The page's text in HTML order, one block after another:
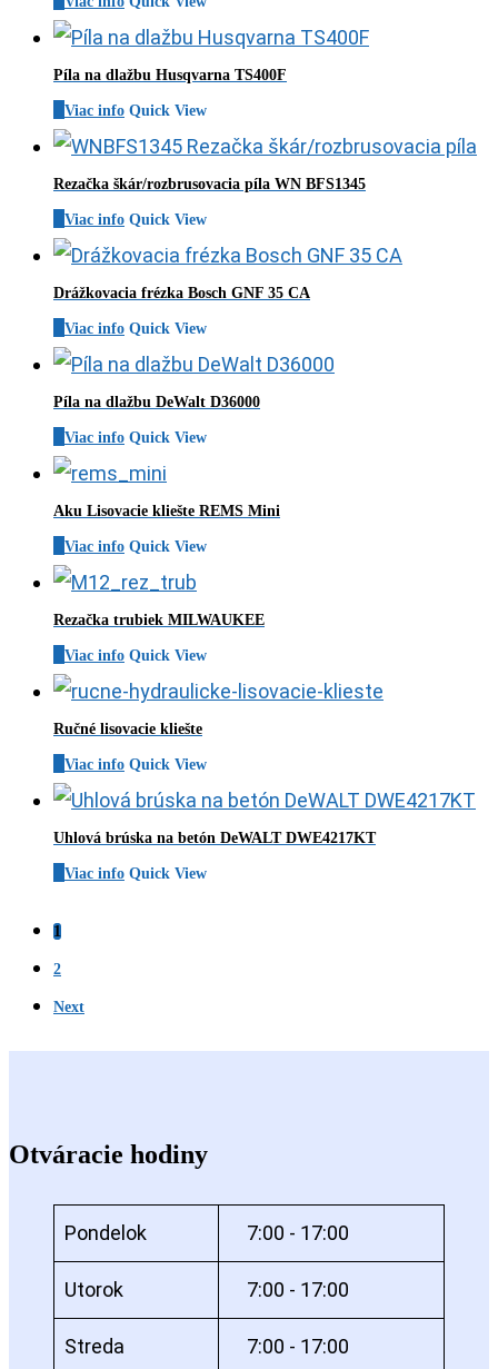
Píla na dlažbu Husqvarna TS400F
Viac info Quick View
Rezačka škár/rozbrusovacia píla WN BFS1345
Viac info Quick View
Drážkovacia frézka Bosch GNF 35 CA
Viac info Quick View
Píla na dlažbu DeWalt D36000
Viac info Quick View
Aku Lisovacie kliešte REMS Mini
Viac info Quick View
Rezačka trubiek MILWAUKEE
Viac info Quick View
Ručné lisovacie kliešte
Viac info Quick View
Uhlová brúska na betón DeWALT DWE4217KT
Viac info Quick View
1
2
Next
Otváracie hodiny
Pondelok 7:00 - 17:00
Utorok 7:00 - 17:00
Streda 7:00 - 17:00